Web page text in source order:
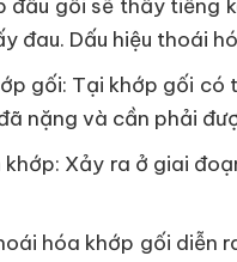
đầu gối sẽ thấy tiếng
đau. Dấu hiệu thoái
gối: Tại khớp gối
nặng và cần phải
Xảy ra ở giai
hóa khớp gối diễn